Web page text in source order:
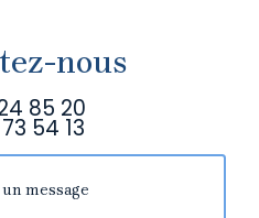
nous
85 20
54 13
message